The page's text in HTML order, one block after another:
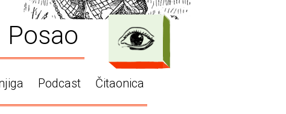
Posao
Podcast Čitaonica